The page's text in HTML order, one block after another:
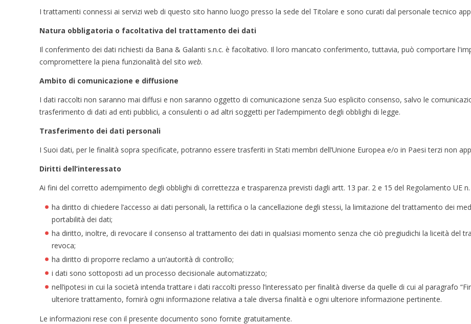
I trattamenti connessi ai servizi web di questo sito hanno luogo presso la sede del Titolare e sono curati dal personale tecnico
Natura obbligatoria o facoltativa del trattamento dei dati
Il conferimento dei dati richiesti da Bana & Galanti s.n.c. è facoltativo. Il loro mancato conferimento, tuttavia, può comportare
compromettere la piena funzionalità del sito web.
Ambito di comunicazione e diffusione
I dati raccolti non saranno mai diffusi e non saranno oggetto di comunicazione senza Suo esplicito consenso, salvo le
trasferimento di dati ad enti pubblici, a consulenti o ad altri soggetti per l’adempimento degli obblighi di legge.
Trasferimento dei dati personali
I Suoi dati, per le finalità sopra specificate, potranno essere trasferiti in Stati membri dell’Unione Europea e/o in Paesi terzi non
Diritti dell’interessato
Ai fini del corretto adempimento degli obblighi di correttezza e trasparenza previsti dagli artt. 13 par. 2 e 15 del Regolamento UE
ha diritto di chiedere l’accesso ai dati personali, la rettifica o la cancellazione degli stessi, la limitazione del trattamento dei
portabilità dei dati;
ha diritto, inoltre, di revocare il consenso al trattamento dei dati in qualsiasi momento senza che ciò pregiudichi la liceità del
revoca;
ha diritto di proporre reclamo a un’autorità di controllo;
i dati sono sottoposti ad un processo decisionale automatizzato;
nell’ipotesi in cui la società intenda trattare i dati raccolti presso l’interessato per finalità diverse da quelle di cui al paragrafo
ulteriore trattamento, fornirà ogni informazione relativa a tale diversa finalità e ogni ulteriore informazione pertinente.
Le informazioni rese con il presente documento sono fornite gratuitamente.